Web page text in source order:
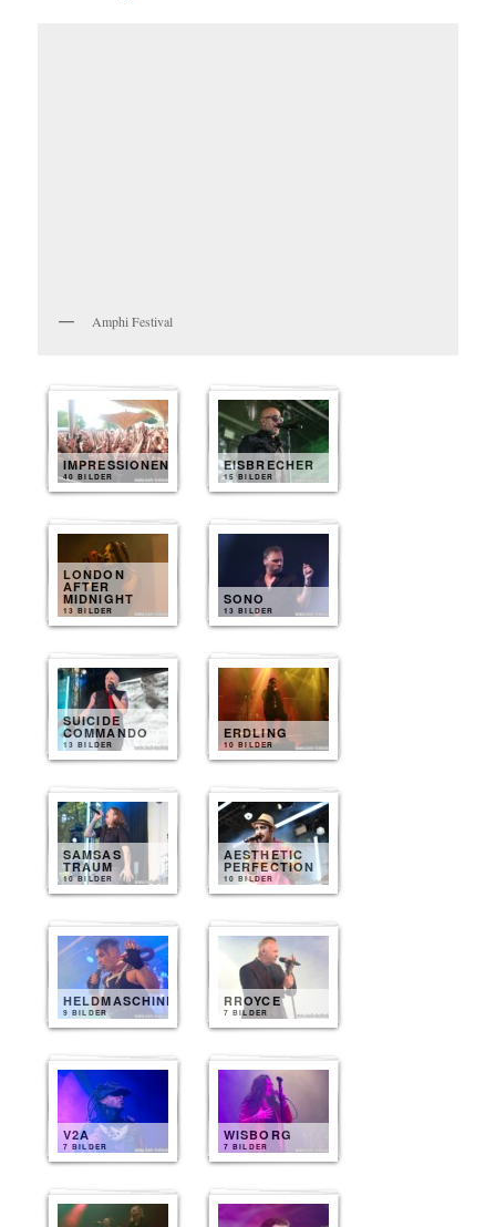
Amphi Festival
IMPRESSIONEN
40 BILDER
EISBRECHER
15 BILDER
LONDON
AFTER
MIDNIGHT
13 BILDER
SONO
13 BILDER
SUICIDE
COMMANDO
13 BILDER
ERDLING
10 BILDER
SAMSAS
TRAUM
10 BILDER
AESTHETIC
PERFECTION
10 BILDER
HELDMASCHINE
9 BILDER
RROYCE
7 BILDER
V2A
7 BILDER
WISBORG
7 BILDER